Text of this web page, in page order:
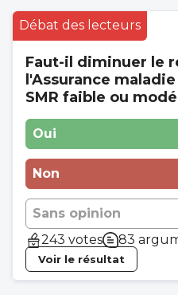
Débat des lecteurs
Faut-il diminuer le
l'Assurance
SMR faible ou
Oui
Non
Sans opinion
243 votes
83
Voir le résultat